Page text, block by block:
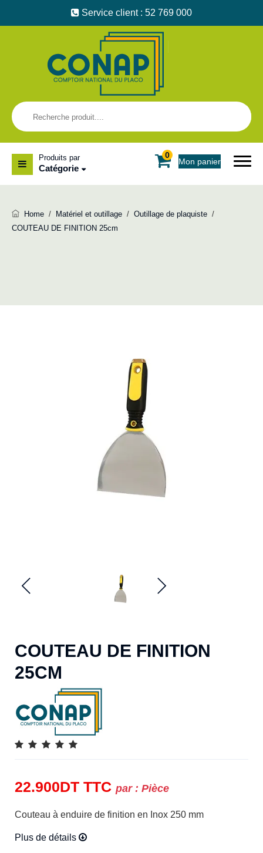
Service client : 52 769 000
0
Mon panier
Produits par
Catégorie
Home / Matériel et outillage / Outillage de plaquiste /
COUTEAU DE FINITION 25cm
COUTEAU DE FINITION
25CM
22.900DT TTC par : Pièce
Couteau à enduire de finition en Inox 250 mm
Plus de détails